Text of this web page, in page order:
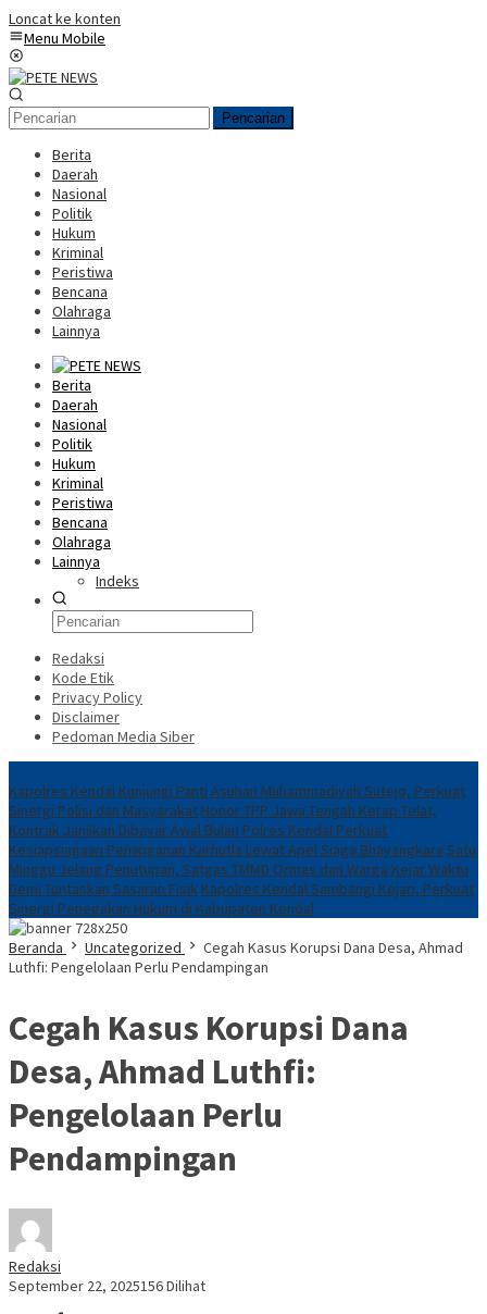
Loncat ke konten
Menu Mobile
Pencarian
Berita
Daerah
Nasional
Politik
Hukum
Kriminal
Peristiwa
Bencana
Olahraga
Lainnya
Berita
Daerah
Nasional
Politik
Hukum
Kriminal
Peristiwa
Bencana
Olahraga
Lainnya
Indeks
Redaksi
Kode Etik
Privacy Policy
Disclaimer
Pedoman Media Siber
Kapolres Kendal Kunjungi Panti Asuhan Muhammadiyah Sutejo, Perkuat
Sinergi Polisi dan Masyarakat Honor TPP Jawa Tengah Kerap Telat,
Kontrak Janjikan Dibayar Awal Bulan Polres Kendal Perkuat
Kesiapsiagaan Penanganan Karhutla Lewat Apel Siaga Bhayangkara Satu
Minggu Jelang Penutupan, Satgas TMMD Ormas dan Warga Kejar Waktu
Demi Tuntaskan Sasaran Fisik Kapolres Kendal Sambangi Kejari, Perkuat
Sinergi Penegakan Hukum di Kabupaten Kendal
Beranda
Uncategorized
Cegah Kasus Korupsi Dana Desa, Ahmad
Luthfi: Pengelolaan Perlu Pendampingan
Cegah Kasus Korupsi Dana
Desa, Ahmad Luthfi:
Pengelolaan Perlu
Pendampingan
Redaksi
September 22, 2025156 Dilihat